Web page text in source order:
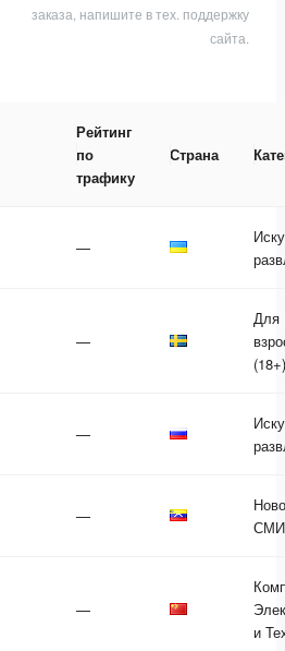
заказа, напишите в тех. поддержку
сайта.
Рейтинг
по
трафику
Страна
—
—
Для
(18+)
—
—
СМИ
—
и